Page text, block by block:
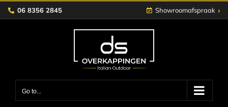
Skip
to
06 8356 2845 Showroomafspraak ›
Go to...